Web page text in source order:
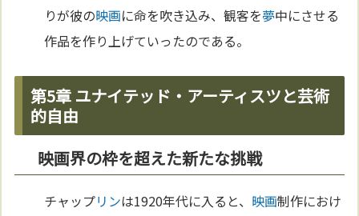
りが彼の映画に命を吹き込み、観客を夢中にさせる
作品を作り上げていったのである。
第5章 ユナイテッド・アーティスツと芸術
的自由
映画界の枠を超えた新たな挑戦
チャップリンは1920年代に入ると、 映画制作におけ